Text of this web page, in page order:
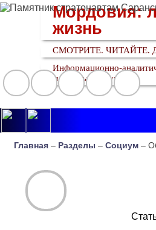
Мордовия:
жизнь
СМОТРИТЕ. ЧИТАЙТЕ.
Информационно-
медийный ресурс
Главная – Разделы –Социум –